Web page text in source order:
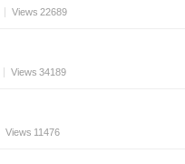
Views 22689
Views 34189
Views 11476